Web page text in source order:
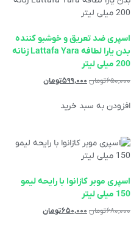
اسپری ضد تعریق و خوشبو کننده
بدن یارا لطافه Lattafa Yara زنانه
200 میلی لیتر
۶۵۰,۰۰۰تومان۵۹۹,۰۰۰تومان
افزودن به سبد خرید
اسپری موبر کازانوا با رایحه لیمو
150 میلی لیتر
۶۸۰,۰۰۰تومان۶۵۰,۰۰۰تومان